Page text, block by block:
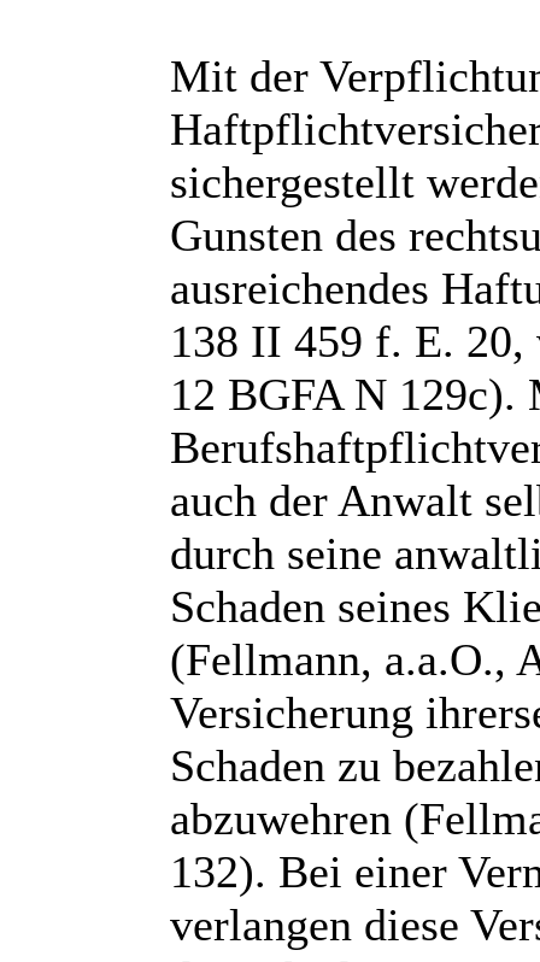
Mit der
sichergestellt
Gunsten des
ausreichendes
138 II 459 f. E. 20,
12 BGFA N 129c).
auch der Anwalt
durch seine
Schaden seines
(Fellmann, a.a.O.,
Versicherung
Schaden zu
abzuwehren
132). Bei einer
verlangen diese